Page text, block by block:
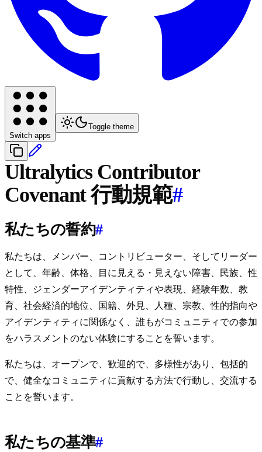
Switch apps
Toggle theme
Ultralytics Contributor
Covenant 行動規範#
私たちの誓約#
私たちは、メンバー、コントリビューター、そしてリーダー
として、年齢、体格、目に見える・見えない障害、民族、性
特性、ジェンダーアイデンティティや表現、経験年数、教
育、社会経済的地位、国籍、外見、人種、宗教、性的指向や
アイデンティティに関係なく、誰もがコミュニティでの参加
をハラスメントのない体験にすることを誓います。
私たちは、オープンで、歓迎的で、多様性があり、包括的
で、健全なコミュニティに貢献する方法で行動し、交流する
ことを誓います。
私たちの基準#